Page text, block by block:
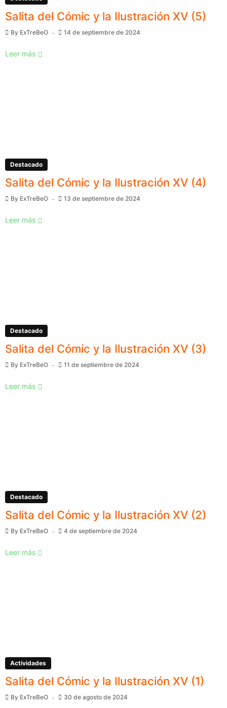
Salita del Cómic y la Ilustración XV (5)
By ExTreBeO 14 de septiembre de 2024
Leer más
Destacado
Salita del Cómic y la Ilustración XV (4)
By ExTreBeO 13 de septiembre de 2024
Leer más
Destacado
Salita del Cómic y la Ilustración XV (3)
By ExTreBeO 11 de septiembre de 2024
Leer más
Destacado
Salita del Cómic y la Ilustración XV (2)
By ExTreBeO 4 de septiembre de 2024
Leer más
Actividades
Salita del Cómic y la Ilustración XV (1)
By ExTreBeO 30 de agosto de 2024